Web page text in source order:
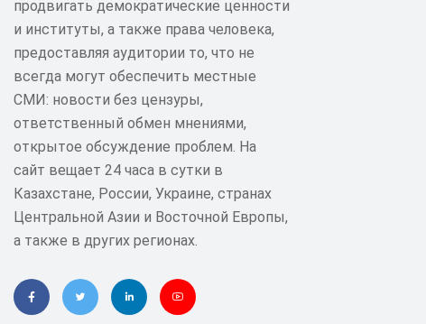
продвигать демократические ценности
и институты, а также права человека,
предоставляя аудитории то, что не
всегда могут обеспечить местные
СМИ: новости без цензуры,
ответственный обмен мнениями,
открытое обсуждение проблем. На
сайт вещает 24 часа в сутки в
Казахстане, России, Украине, странах
Центральной Азии и Восточной Европы,
а также в других регионах.